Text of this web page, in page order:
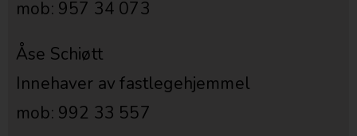
mob: 957 34 073
Åse Schiøtt
Innehaver av fastlegehjemmel
mob: 992 33 557